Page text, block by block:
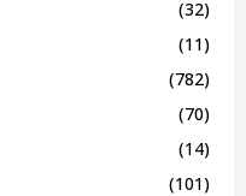
(32)
(11)
(782)
(70)
(14)
(101)